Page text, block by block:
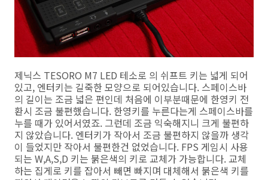
제닉스 TESORO M7 LED 테소로 의 쉬프트 키는 넓게 되어
있고, 엔터키는 길죽한 모양으로 되어있습니다. 스페이스바
의 길이는 조금 넓은 편인데 처음에 이부분때문에 한영키 전
환시 조금 불편했습니다. 한영키를 누른다는게 스페이스바를
누를 때가 있어서였죠. 그런데 조금 익숙해지니 크게 불편하
지 않았습니다. 엔터키가 작아서 조금 불편하지 않을까 생각
이 들었지만 작아서 불편한건 없었습니다. FPS 게임시 사용
되는 W,A,S,D 키는 붉은색의 키로 교체가 가능합니다. 교체
하는 집게로 키를 잡아서 빼면 빠지며 대체해서 붉은색 키를